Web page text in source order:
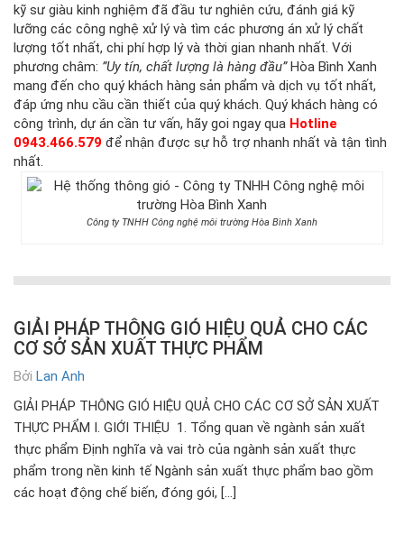
kỹ sư giàu kinh nghiệm đã đầu tư nghiên cứu, đánh giá kỹ
lưỡng các công nghệ xử lý và tìm các phương án xử lý chất
lượng tốt nhất, chi phí hợp lý và thời gian nhanh nhất. Với
phương châm: ”Uy tín, chất lượng là hàng đầu”Hòa Bình Xanh
mang đến cho quý khách hàng sản phẩm và dịch vụ tốt nhất,
đáp ứng nhu cầu cần thiết của quý khách. Quý khách hàng có
công trình, dự án cần tư vấn, hãy goi ngay qua Hotline
0943.466.579 để nhận được sự hỗ trợ nhanh nhất và tận tình
nhất.
Công ty TNHH Công nghệ môi trường Hòa Bình Xanh
GIẢI PHÁP THÔNG GIÓ HIỆU QUẢ CHO CÁC
CƠ SỞ SẢN XUẤT THỰC PHẨM
Bởi Lan Anh
GIẢI PHÁP THÔNG GIÓ HIỆU QUẢ CHO CÁC CƠ SỞ SẢN XUẤT
THỰC PHẨM I. GIỚI THIỆU 1. Tổng quan về ngành sản xuất
thực phẩm Định nghĩa và vai trò của ngành sản xuất thực
phẩm trong nền kinh tế Ngành sản xuất thực phẩm bao gồm
các hoạt động chế biến, đóng gói, […]